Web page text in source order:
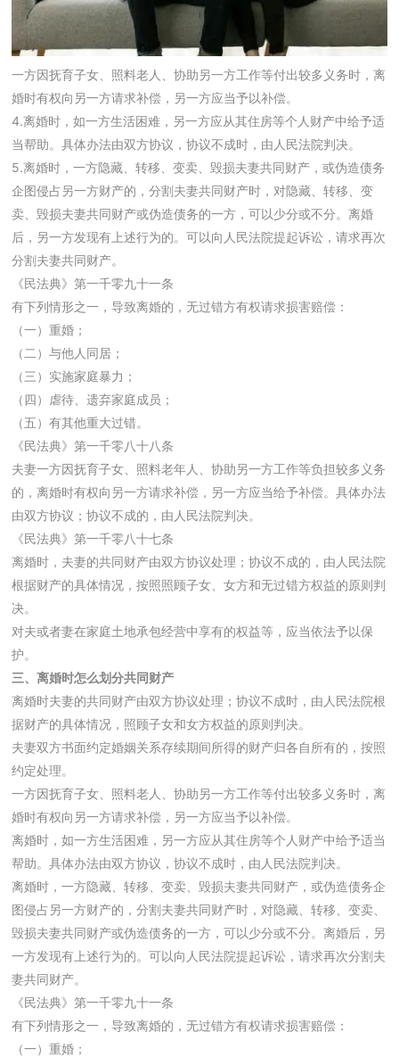
一方因抚育子女、照料老人、协助另一方工作等付出较多义务时，离
婚时有权向另一方请求补偿，另一方应当予以补偿。
4.离婚时，如一方生活困难，另一方应从其住房等个人财产中给予适
当帮助。具体办法由双方协议，协议不成时，由人民法院判决。
5.离婚时，一方隐藏、转移、变卖、毁损夫妻共同财产，或伪造债务
企图侵占另一方财产的，分割夫妻共同财产时，对隐藏、转移、变
卖、毁损夫妻共同财产或伪造债务的一方，可以少分或不分。离婚
后，另一方发现有上述行为的。可以向人民法院提起诉讼，请求再次
分割夫妻共同财产。
《民法典》第一千零九十一条
有下列情形之一，导致离婚的，无过错方有权请求损害赔偿：
（一）重婚；
（二）与他人同居；
（三）实施家庭暴力；
（四）虐待、遗弃家庭成员；
（五）有其他重大过错。
《民法典》第一千零八十八条
夫妻一方因抚育子女、照料老年人、协助另一方工作等负担较多义务
的，离婚时有权向另一方请求补偿，另一方应当给予补偿。具体办法
由双方协议；协议不成的，由人民法院判决。
《民法典》第一千零八十七条
离婚时，夫妻的共同财产由双方协议处理；协议不成的，由人民法院
根据财产的具体情况，按照照顾子女、女方和无过错方权益的原则判
决。
对夫或者妻在家庭土地承包经营中享有的权益等，应当依法予以保
护。
三、离婚时怎么划分共同财产
离婚时夫妻的共同财产由双方协议处理；协议不成时，由人民法院根
据财产的具体情况，照顾子女和女方权益的原则判决。
夫妻双方书面约定婚姻关系存续期间所得的财产归各自所有的，按照
约定处理。
一方因抚育子女、照料老人、协助另一方工作等付出较多义务时，离
婚时有权向另一方请求补偿，另一方应当予以补偿。
离婚时，如一方生活困难，另一方应从其住房等个人财产中给予适当
帮助。具体办法由双方协议，协议不成时，由人民法院判决。
离婚时，一方隐藏、转移、变卖、毁损夫妻共同财产，或伪造债务企
图侵占另一方财产的，分割夫妻共同财产时，对隐藏、转移、变卖、
毁损夫妻共同财产或伪造债务的一方，可以少分或不分。离婚后，另
一方发现有上述行为的。可以向人民法院提起诉讼，请求再次分割夫
妻共同财产。
《民法典》第一千零九十一条
有下列情形之一，导致离婚的，无过错方有权请求损害赔偿：
（一）重婚；